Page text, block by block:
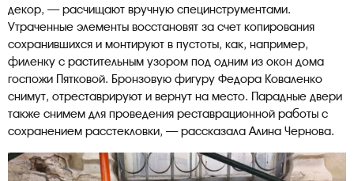
декор, — расчищают вручную специнструментами.
Утраченные элементы восстановят за счет копирования
сохранившихся и монтируют в пустоты, как, например,
филенку с растительным узором под одним из окон дома
госпожи Пятковой. Бронзовую фигуру Федора Коваленко
снимут, отреставрируют и вернут на место. Парадные двери
также снимем для проведения реставрационной работы с
сохранением расстекловки, — рассказала Алина Чернова.